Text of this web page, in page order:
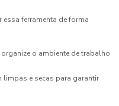
ferramenta de forma
o ambiente de trabalho
limpas e secas para garantir